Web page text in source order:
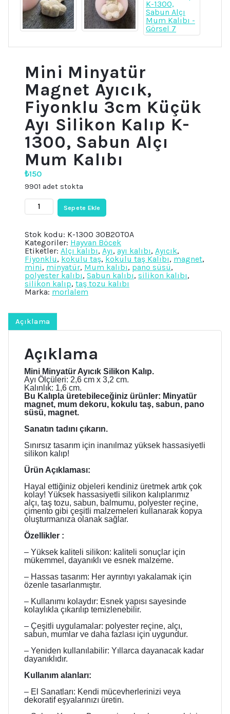
Mini Minyatür
Magnet Ayıcık,
Fiyonklu 3cm Küçük
Ayı Silikon Kalıp K-
1300, Sabun Alçı
Mum Kalıbı
₺150
9901 adet stokta
Mini
Minyatür
Fiyonklu
3cm
Küçük
Ayı
Silikon
Kalıp
K-
1300,
Mum
Kalıbı
adet
Sepete Ekle
Stok kodu: K-1300 30B20TOA
Kategoriler: Hayvan Böcek
Etiketler: Alçı kalıbı, Ayı, ayı kalıbı, Ayıcık,
Fiyonklu, kokulu taş, kokulu taş Kalıbı, magnet,
mini, minyatür, Mum kalıbı, pano süsü,
polyester kalıbı, Sabun kalıbı, silikon kalıbı,
silikon kalıp, taş tozu kalıbı
Marka: morlalem
Açıklama
Açıklama
Mini Minyatür Ayıcık Silikon Kalıp.
Ayı Ölçüleri: 2,6 cm x 3,2 cm.
Kalınlık: 1,6 cm.
Bu Kalıpla üretebileceğiniz ürünler: Minyatür
magnet, mum dekoru, kokulu taş, sabun, pano
süsü, magnet.
Sanatın tadını çıkarın.
Sınırsız tasarım için inanılmaz yüksek hassasiyetli
silikon kalıp!
Ürün Açıklaması:
Hayal ettiğiniz objeleri kendiniz üretmek artık çok
kolay! Yüksek hassasiyetli silikon kalıplarımız
alçı, taş tozu, sabun, balmumu, polyester reçine,
çimento gibi çeşitli malzemeleri kullanarak kopya
oluşturmanıza olanak sağlar.
Özellikler :
– Yüksek kaliteli silikon: kaliteli sonuçlar için
mükemmel, dayanıklı ve esnek malzeme.
– Hassas tasarım: Her ayrıntıyı yakalamak için
özenle tasarlanmıştır.
– Kullanımı kolaydır: Esnek yapısı sayesinde
kolaylıkla çıkarılıp temizlenebilir.
– Çeşitli uygulamalar: polyester reçine, alçı,
sabun, mumlar ve daha fazlası için uygundur.
– Yeniden kullanılabilir: Yıllarca dayanacak kadar
dayanıklıdır.
Kullanım alanları:
– El Sanatları: Kendi mücevherlerinizi veya
dekoratif eşyalarınızı üretin.